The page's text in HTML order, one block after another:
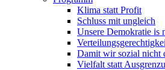
Klima statt Profit
Schluss mit ungleich
Unsere Demokratie is
Damit wir sozial nicht
Vielfalt statt